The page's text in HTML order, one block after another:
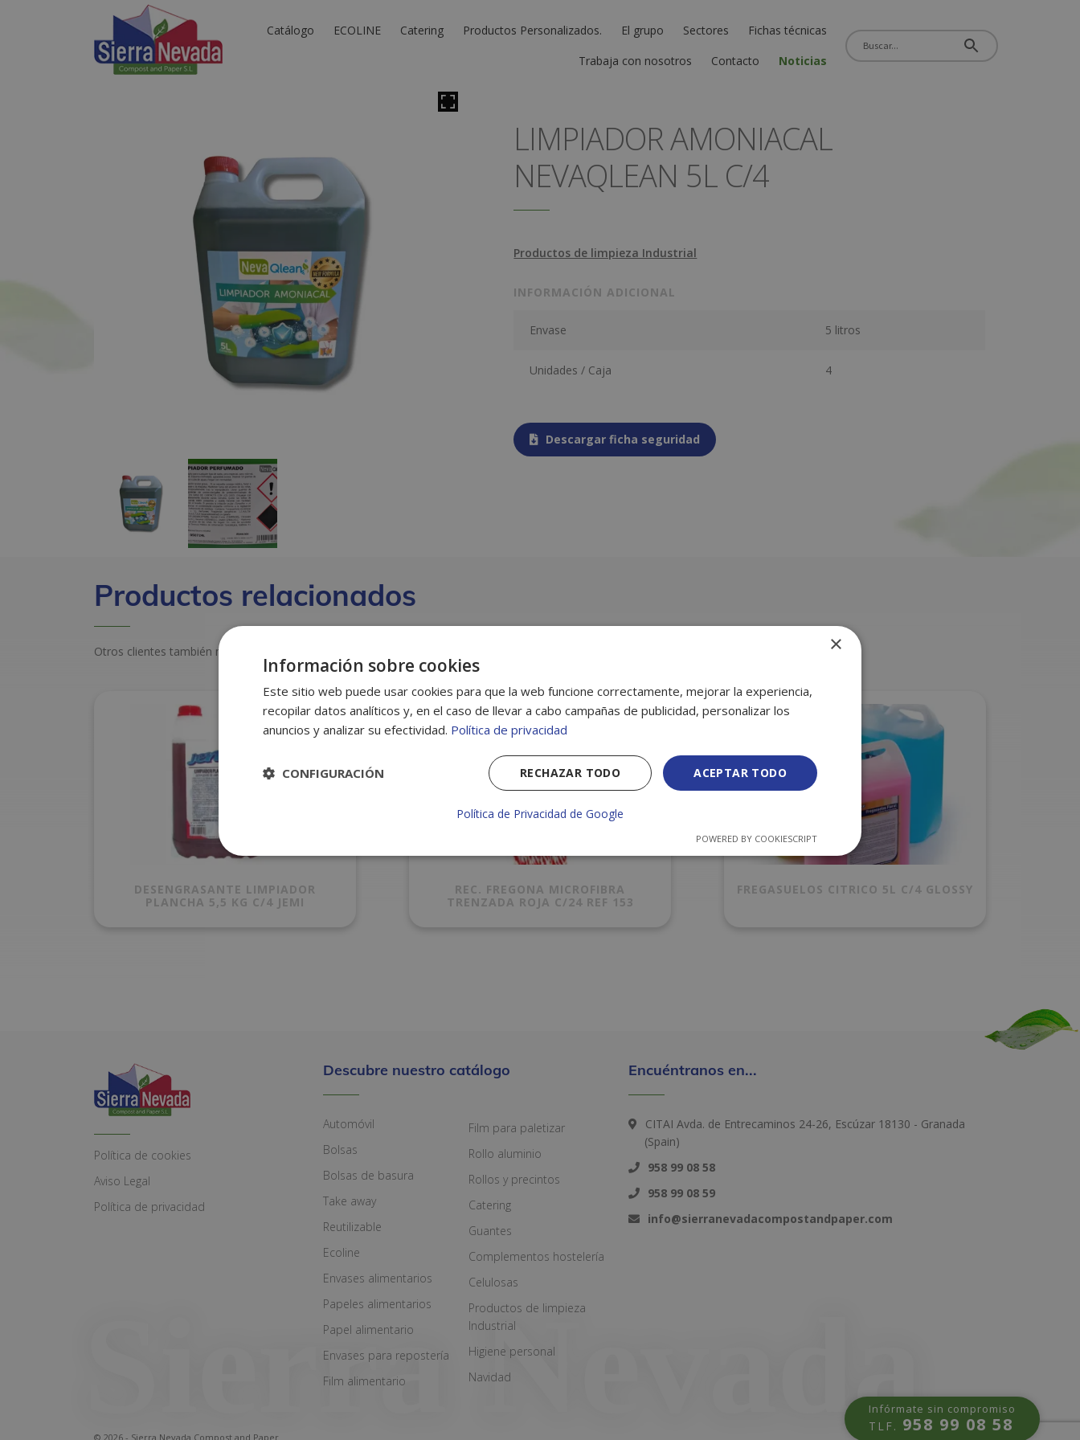
Catálogo ECOLINE Catering Productos Personalizados. El grupo Sectores
Fichas técnicas
Trabaja con nosotros
Contacto Noticias
Infórmate sin compromiso
TLF. 958 99 08 58
LIMPIADOR AMONIACAL
NEVAQLEAN 5L C/4
Productos de limpieza Industrial
INFORMACIÓN ADICIONAL
Envase 5 litros
Unidades / Caja 4
Descargar ficha seguridad
Productos relacionados
Otros clientes también miraron estos productos
DESENGRASANTE LIMPIADOR
PLANCHA 5,5 KG C/4 JEMI
REC. FREGONA MICROFIBRA
TRENZADA ROJA C/24 REF 153
FREGASUELOS CITRICO 5L C/4 GLOSSY
Política de cookies
Aviso Legal
Política de privacidad
Descubre nuestro catálogo
Automóvil
Bolsas
Bolsas de basura
Take away
Reutilizable
Ecoline
Envases alimentarios
Papeles alimentarios
Papel alimentario
Envases para repostería
Film alimentario
Film para paletizar
Rollo aluminio
Rollos y precintos
Catering
Guantes
Complementos hostelería
Celulosas
Productos de limpieza
Industrial
Higiene personal
Navidad
Encuéntranos en...
CITAI Avda. de Entrecaminos 24-26, Escúzar 18130 - Granada
(Spain)
958 99 08 58
958 99 08 59
info@sierranevadacompostandpaper.com
© 2026 - Sierra Nevada Compost and Paper
×
Información sobre cookies
Este sitio web puede usar cookies para que la web funcione correctamente, mejorar la experiencia,
recopilar datos analíticos y, en el caso de llevar a cabo campañas de publicidad, personalizar los
anuncios y analizar su efectividad. Política de privacidad
ACEPTAR TODO
RECHAZAR TODO
CONFIGURACIÓN
Política de Privacidad de Google
POWERED BY COOKIESCRIPT